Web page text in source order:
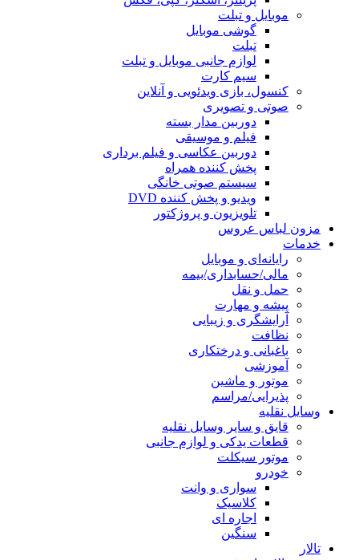
موبایل و تبلت
گوشی موبایل
تبلت
لوازم جانبی موبایل و تبلت
سیم کارت
کنسول، بازی‌ ویدئویی و آنلاین
صوتی و تصویری
دوربین مدار بسته
فیلم و موسیقی
دوربین عکاسی و فیلم برداری
پخش کننده همراه
سیستم صوتی خانگی
ویدیو و پخش کننده DVD
تلویزیون و پروژکتور
مزون لباس عروس
خدمات
رایانه‌ای و موبایل
مالی/حسابداری/بیمه
حمل و نقل
پیشه و مهارت
آرایشگری و زیبایی
نظافت
باغبانی و درختکاری
آموزشی
موتور و ماشین
پذیرایی/مراسم
وسایل نقلیه
قایق و سایر وسایل نقلیه
قطعات یدکی و لوازم جانبی
موتور سیکلت
خودرو
سواری و وانت
کلاسیک
اجاره ای
سنگین
تالار